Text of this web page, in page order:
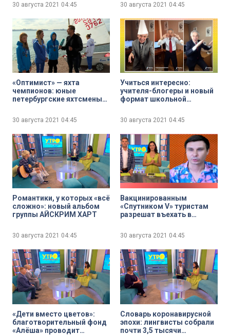
30 августа 2021 04:45
осанку
30 августа 2021 04:45
«Оптимист» — яхта
чемпионов: юные
петербургские яхтсмены
30 августа 2021 04:45
Учиться интересно:
учителя-блогеры и новый
формат школьной
30 августа 2021 04:45
Романтики, у которых «всё
сложно»: новый альбом
группы АЙСКРИМ ХАРТ
30 августа 2021 04:45
Вакцинированным
«Спутником V» туристам
разрешат въехать в
30 августа 2021 04:45
«Дети вместо цветов»:
благотворительный фонд
«Алёша» проводит
Словарь коронавирусной
эпохи: лингвисты собрали
почти 3,5 тысячи